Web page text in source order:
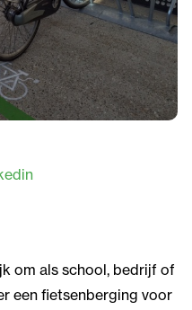
om als school, bedrijf of
een fietsenberging voor